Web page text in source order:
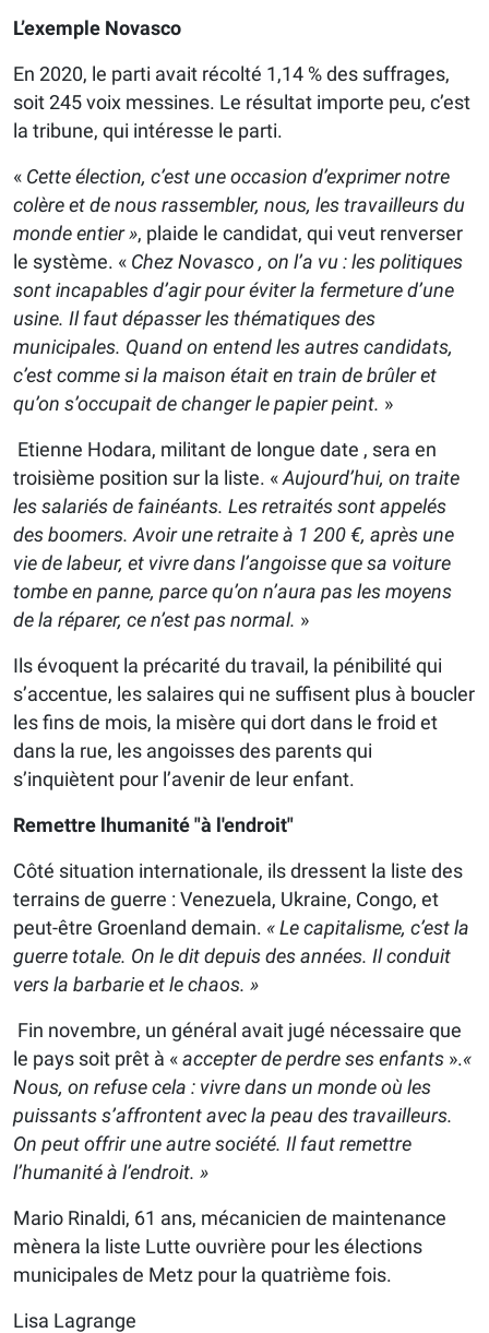
L’exemple Novasco
En 2020, le parti avait récolté 1,14 % des suffrages,
soit 245 voix messines. Le résultat importe peu, c’est
la tribune, qui intéresse le parti.
« Cette élection, c’est une occasion d’exprimer notre
colère et de nous rassembler, nous, les travailleurs du
monde entier », plaide le candidat, qui veut renverser
le système. « Chez Novasco , on l’a vu : les politiques
sont incapables d’agir pour éviter la fermeture d’une
usine. Il faut dépasser les thématiques des
municipales. Quand on entend les autres candidats,
c’est comme si la maison était en train de brûler et
qu’on s’occupait de changer le papier peint. »
Etienne Hodara, militant de longue date , sera en
troisième position sur la liste. «Aujourd’hui, on traite
les salariés de fainéants. Les retraités sont appelés
des boomers. Avoir une retraite à 1 200 €, après une
vie de labeur, et vivre dans l’angoisse que sa voiture
tombe en panne, parce qu’on n’aura pas les moyens
de la réparer, ce n’est pas normal. »
Ils évoquent la précarité du travail, la pénibilité qui
s’accentue, les salaires qui ne suffisent plus à boucler
les fins de mois, la misère qui dort dans le froid et
dans la rue, les angoisses des parents qui
s’inquiètent pour l’avenir de leur enfant.
Remettre lhumanité "à l'endroit"
Côté situation internationale, ils dressent la liste des
terrains de guerre : Venezuela, Ukraine, Congo, et
peut-être Groenland demain. « Le capitalisme, c’est la
guerre totale. On le dit depuis des années. Il conduit
vers la barbarie et le chaos. »
Fin novembre, un général avait jugé nécessaire que
le pays soit prêt à «accepter de perdre ses enfants ».«
Nous, on refuse cela : vivre dans un monde où les
puissants s’affrontent avec la peau des travailleurs.
On peut offrir une autre société. Il faut remettre
l’humanité à l’endroit. »
Mario Rinaldi, 61 ans, mécanicien de maintenance
mènera la liste Lutte ouvrière pour les élections
municipales de Metz pour la quatrième fois.
Lisa Lagrange